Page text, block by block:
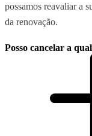
possamos reavaliar a
da renovação.
Posso cancelar a